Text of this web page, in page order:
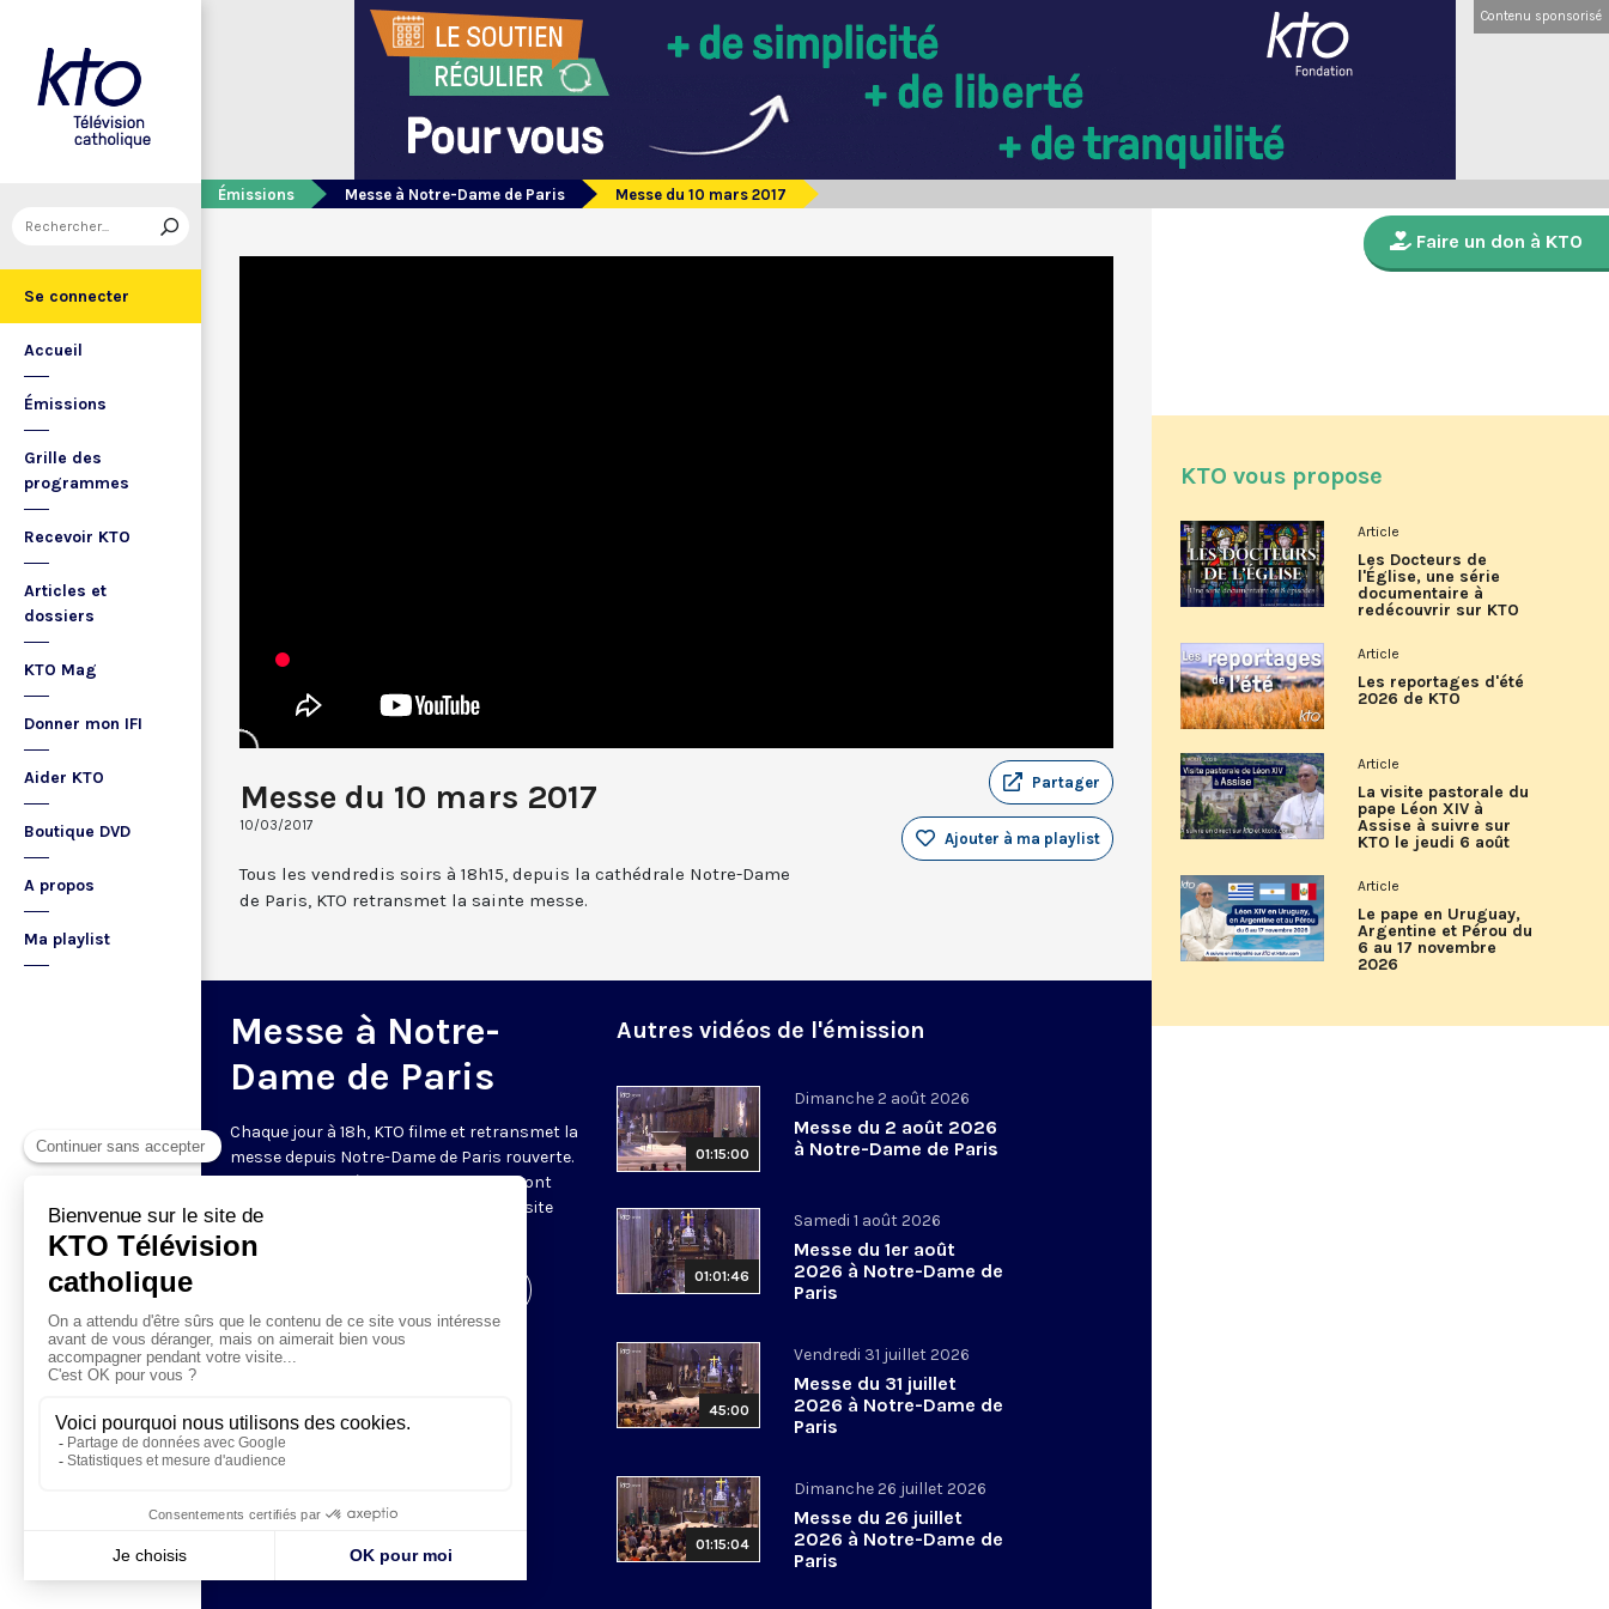
Se connecter
Accueil
Émissions
Grille des
programmes
Recevoir KTO
Articles et
dossiers
KTO Mag
Donner mon IFI
Aider KTO
Boutique DVD
A propos
Ma playlist
Contenu sponsorisé
Émissions Messe à Notre-Dame de Paris Messe du 10 mars 2017
Messe du 10 mars 2017
10/03/2017
Partager
Ajouter à ma playlist
Tous les vendredis soirs à 18h15, depuis la cathédrale Notre-Dame
de Paris, KTO retransmet la sainte messe.
Messe à Notre-
Dame de Paris
Chaque jour à 18h, KTO filme et retransmet la
messe depuis Notre-Dame de Paris rouverte.
Les textes des Vêpres et de la messe sont
presque toujours ceux qu’indiquent le site
Autres vidéos de l'émission
01:15:00
Dimanche 2 août 2026
Messe du 2 août 2026
à Notre-Dame de Paris
01:01:46
Samedi 1 août 2026
Messe du 1er août
2026 à Notre-Dame de
Paris
45:00
Vendredi 31 juillet 2026
Messe du 31 juillet
2026 à Notre-Dame de
Paris
01:15:04
Dimanche 26 juillet 2026
Messe du 26 juillet
2026 à Notre-Dame de
Paris
Faire un don à KTO
KTO vous propose
Article
Les Docteurs de
l'Église, une série
documentaire à
redécouvrir sur KTO
Article
Les reportages d'été
2026 de KTO
Article
La visite pastorale du
pape Léon XIV à
Assise à suivre sur
KTO le jeudi 6 août
Article
Le pape en Uruguay,
Argentine et Pérou du
6 au 17 novembre
2026